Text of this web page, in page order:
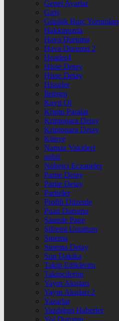
Genel Ayarlar
Giriş
Günlük Burç Yorumları
Hakkımızda
Hava Durumu
Hava Durumu 2
Header4
Hisse Detay
Hisse Detay
Hisseler
İletişim
Kayıt Ol
Kripto Paralar
Kriptopara Detay
Kriptopara Detay
Künye
Namaz Vakitleri
nnbil
Nöbetçi Eczaneler
Parite Detay
Parite Detay
Pariteler
Profili Düzenle
Puan Durumu
Sample Page
Şifremi Unuttum
Sinema
Sinema Detay
Son Dakika
Takip Ettiklerim
Takipçilerim
Yayın Akışları
Yayın Akışları 2
Yazarlar
Yazdığım Haberler